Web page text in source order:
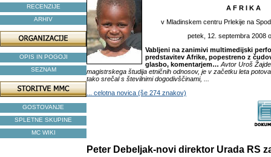
RECENZIJE
ARHIV
OPIS IN POGOJI
SEZNAM
GOSTOVANJE
SPLETNE SKUPINE
MC WIKI
A F R I K A
v Mladinskem centru Prlekije na
petek, 12. septembra 2008
Vabljeni na zanimivi multimedijski
predstavitev Afrike, popestreno z
glasbo, komentarjem… Avtor Uroš
magistrskega študija etničnih odnosov, je v začetku leta
tako srečal s številnimi dogodivščinami, ...
... celotna novica (še 274 znakov)
Peter Debeljak-novi direktor Urada RS